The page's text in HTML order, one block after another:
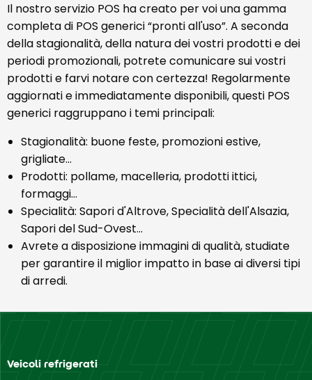
Il nostro servizio POS ha creato per voi una gamma
completa di POS generici “pronti all'uso”. A seconda
della stagionalità, della natura dei vostri prodotti e dei
periodi promozionali, potrete comunicare sui vostri
prodotti e farvi notare con certezza! Regolarmente
aggiornati e immediatamente disponibili, questi POS
generici raggruppano i temi principali:
Stagionalità: buone feste, promozioni estive,
grigliate...
Prodotti: pollame, macelleria, prodotti ittici,
formaggi...
Specialità: Sapori d'Altrove, Specialità dell'Alsazia,
Sapori del Sud-Ovest...
Avrete a disposizione immagini di qualità, studiate
per garantire il miglior impatto in base ai diversi tipi
di arredi.
Veicoli refrigerati